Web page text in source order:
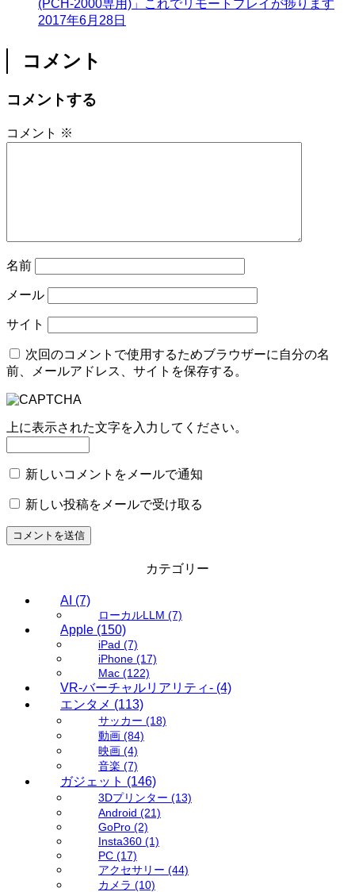
(PCH-2000専用)」これでリモートプレイが捗ります
2017年6月28日
コメント
コメントする
コメント ※
名前
メール
サイト
次回のコメントで使用するためブラウザーに自分の名
前、メールアドレス、サイトを保存する。
上に表示された文字を入力してください。
新しいコメントをメールで通知
新しい投稿をメールで受け取る
カテゴリー
AI (7)
ローカルLLM (7)
Apple (150)
iPad (7)
iPhone (17)
Mac (122)
VR-バーチャルリアリティ- (4)
エンタメ (113)
サッカー (18)
動画 (84)
映画 (4)
音楽 (7)
ガジェット (146)
3Dプリンター (13)
Android (21)
GoPro (2)
Insta360 (1)
PC (17)
アクセサリー (44)
カメラ (10)